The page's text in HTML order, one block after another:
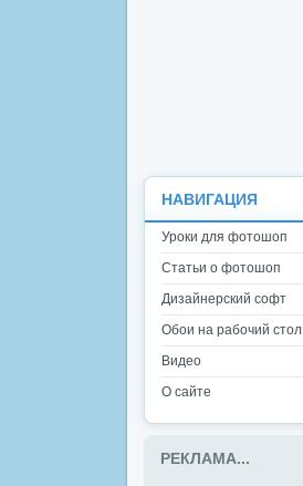
НАВИГАЦИЯ
Уроки для фотошоп
Статьи о фотошоп
Дизайнерский софт
Обои на рабочий стол
Видео
О сайте
РЕКЛАМА...